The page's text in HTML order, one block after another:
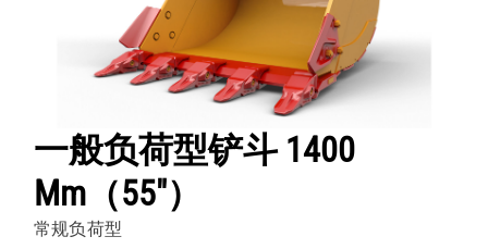
一般负荷型铲斗 1400
Mm（55"）
常规负荷型